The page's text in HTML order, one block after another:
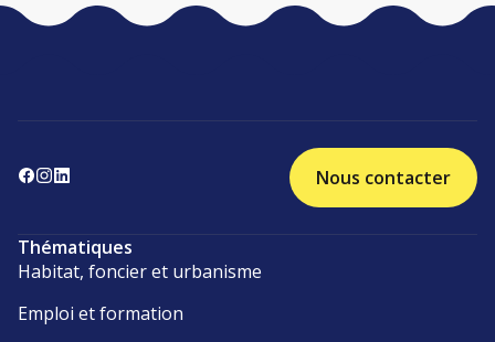
Nous contacter
Thématiques
Habitat, foncier et urbanisme
Emploi et formation